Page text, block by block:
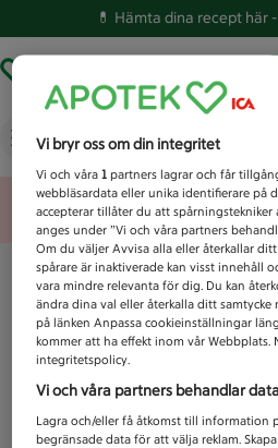
💊 Hämta dina recept här -
Vad letar du efter idag?
Unknown
Vi bryr oss om din integritet
Vi och våra1 partners lagrar och får
webbläsardata eller unika identifierare på
accepterar tillåter du att
anges under ”Vi och våra partners
Om du väljer Avvisa alla eller återkallar
spårare är inaktiverade kan visst innehåll
vara mindre relevanta för dig. Du kan
ändra dina val eller återkalla ditt samtycke
på länken Anpassa cookieinställningar
kommer att ha effekt inom vår
integritetspolicy.
Vi och våra partners behandlar
Lagra och/eller få åtkomst till information
begränsade data för att välja reklam.